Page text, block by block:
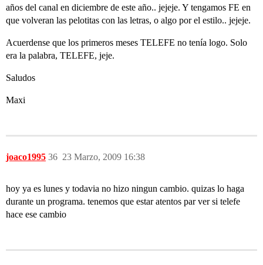
años del canal en diciembre de este año.. jejeje. Y tengamos FE en
que volveran las pelotitas con las letras, o algo por el estilo.. jejeje.
Acuerdense que los primeros meses TELEFE no tenía logo. Solo
era la palabra, TELEFE, jeje.
Saludos
Maxi
joaco1995 23 Marzo, 2009 16:38
36
hoy ya es lunes y todavia no hizo ningun cambio. quizas lo haga
durante un programa. tenemos que estar atentos par ver si telefe
hace ese cambio